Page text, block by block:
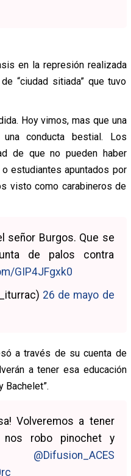
en la represión realizada
“ciudad sitiada” que tuvo
Hoy vimos, mas que una
conducta bestial. Los
de que no pueden haber
estudiantes apuntados por
visto como carabineros de
señor Burgos. Que se
de palos contra
GIP4JFgxk0
26 de mayo de
a través de su cuenta de
a tener esa educación
Bachelet”.
Volveremos a tener
robo pinochet y
@Difusion_ACES